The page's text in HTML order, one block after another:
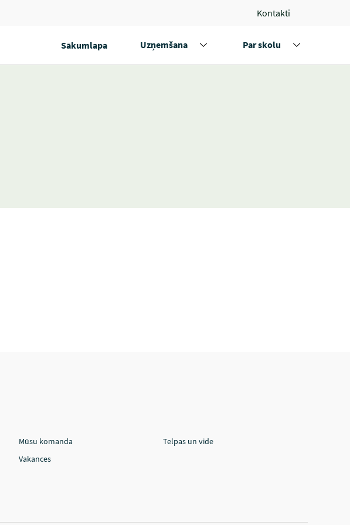
Kontakti
Sākumlapa Uzņemšana Par skolu
Mūsu komanda
Telpas un vide
Vakances